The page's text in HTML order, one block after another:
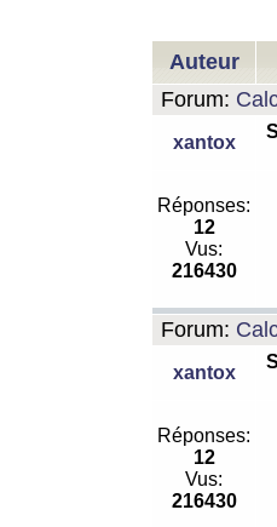
Auteur
Forum:
xantox
Réponses:
12
Vus:
216430
Forum:
xantox
Réponses:
12
Vus:
216430